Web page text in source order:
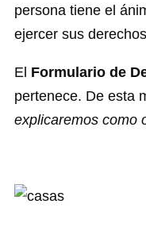
persona tiene el
ejercer sus
El Formulario de
pertenece. De esta
explicaremos como